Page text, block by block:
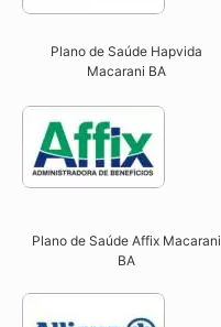
Plano de Saúde Hapvida
Macarani BA​
Plano de Saúde Affix Macarani
BA​